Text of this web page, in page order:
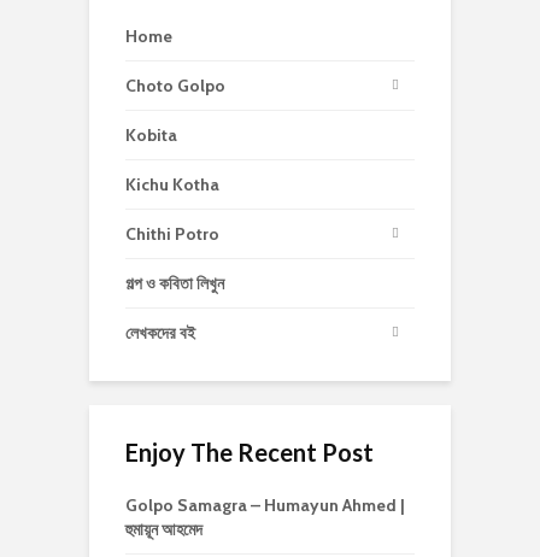
Home
Choto Golpo
Kobita
Kichu Kotha
Chithi Potro
গল্প ও কবিতা লিখুন
লেখকদের বই
Enjoy The Recent Post
Golpo Samagra – Humayun Ahmed |
হুমায়ূন আহমেদ